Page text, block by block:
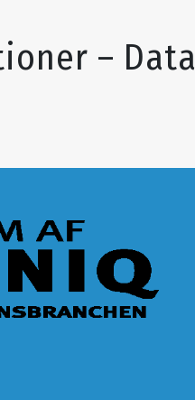
– Data